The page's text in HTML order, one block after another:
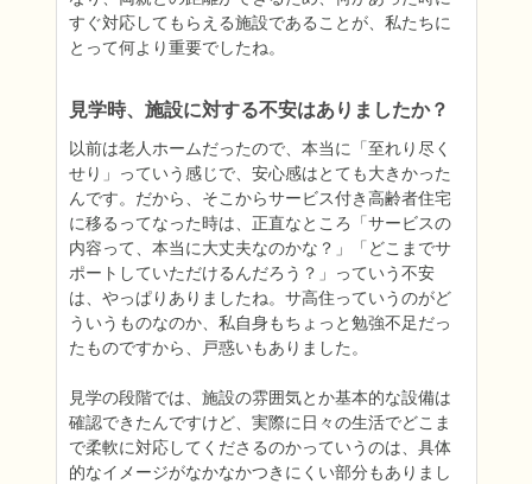
すぐ対応してもらえる施設であることが、私たちに
とって何より重要でしたね。
見学時、施設に対する不安はありましたか？
以前は老人ホームだったので、本当に「至れり尽く
せり」っていう感じで、安心感はとても大きかった
んです。だから、そこからサービス付き高齢者住宅
に移るってなった時は、正直なところ「サービスの
内容って、本当に大丈夫なのかな？」「どこまでサ
ポートしていただけるんだろう？」っていう不安
は、やっぱりありましたね。サ高住っていうのがど
ういうものなのか、私自身もちょっと勉強不足だっ
たものですから、戸惑いもありました。
見学の段階では、施設の雰囲気とか基本的な設備は
確認できたんですけど、実際に日々の生活でどこま
で柔軟に対応してくださるのかっていうのは、具体
的なイメージがなかなかつきにくい部分もありまし